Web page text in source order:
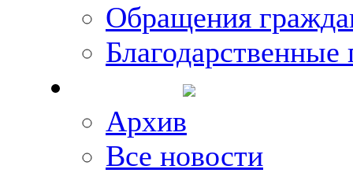
Обращения
Благодарственные
Архив
Все новости